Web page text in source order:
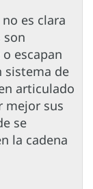
es clara
son
escapan
sistema de
articulado
mejor sus
se
la cadena